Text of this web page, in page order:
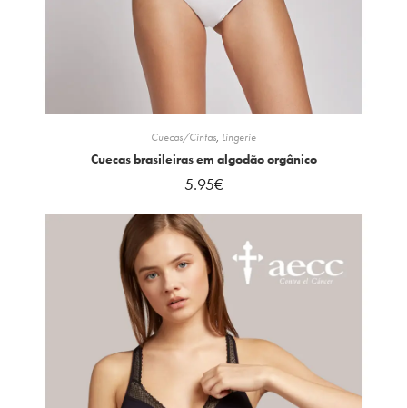
Cuecas/Cintas, Lingerie
Cuecas brasileiras em algodão orgânico
5.95€